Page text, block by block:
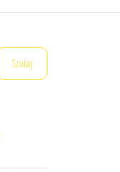
Szukaj